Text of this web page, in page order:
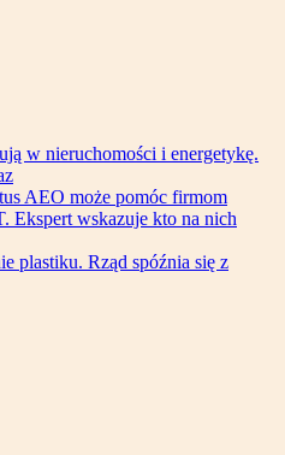
w nieruchomości i energetykę.
AEO może pomóc firmom
Ekspert wskazuje kto na nich
plastiku. Rząd spóźnia się z